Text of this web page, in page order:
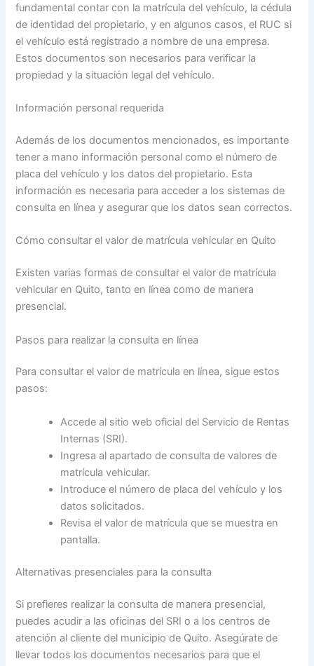
fundamental contar con la matrícula del vehículo, la cédula
de identidad del propietario, y en algunos casos, el RUC si
el vehículo está registrado a nombre de una empresa.
Estos documentos son necesarios para verificar la
propiedad y la situación legal del vehículo.
Información personal requerida
Además de los documentos mencionados, es importante
tener a mano información personal como el número de
placa del vehículo y los datos del propietario. Esta
información es necesaria para acceder a los sistemas de
consulta en línea y asegurar que los datos sean correctos.
Cómo consultar el valor de matrícula vehicular en Quito
Existen varias formas de consultar el valor de matrícula
vehicular en Quito, tanto en línea como de manera
presencial.
Pasos para realizar la consulta en línea
Para consultar el valor de matrícula en línea, sigue estos
pasos:
Accede al sitio web oficial del Servicio de Rentas
Internas (SRI).
Ingresa al apartado de consulta de valores de
matrícula vehicular.
Introduce el número de placa del vehículo y los
datos solicitados.
Revisa el valor de matrícula que se muestra en
pantalla.
Alternativas presenciales para la consulta
Si prefieres realizar la consulta de manera presencial,
puedes acudir a las oficinas del SRI o a los centros de
atención al cliente del municipio de Quito. Asegúrate de
llevar todos los documentos necesarios para que el